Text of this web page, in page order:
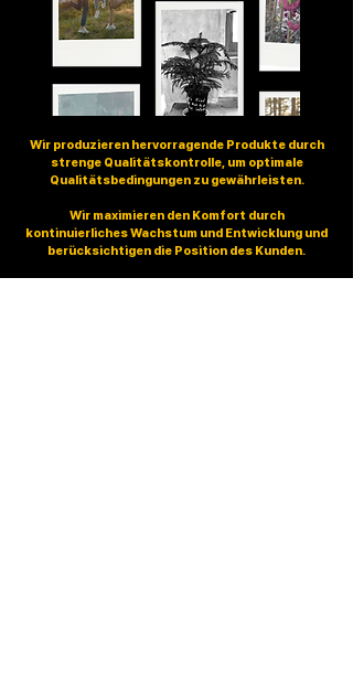
Wir produzieren hervorragende Produkte durch
strenge Qualitätskontrolle, um optimale
Qualitätsbedingungen zu gewährleisten.
Wir maximieren den Komfort durch
kontinuierliches Wachstum und Entwicklung und
berücksichtigen die Position des Kunden.